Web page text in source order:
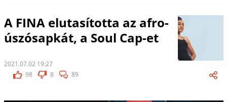
A FINA elutasította az afro-
úszósapkát, a Soul Cap-et
2021.07.02 19:27
98
8 89